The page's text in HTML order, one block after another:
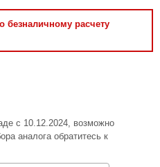
безналичному расчету
с 10.12.2024, возможно
аналога обратитесь к